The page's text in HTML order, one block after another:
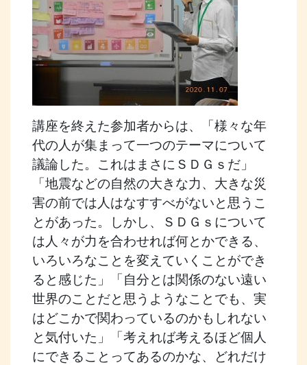
講座を終えた参加者からは、「様々な年
代の人が集まって一つのテーマについて
議論した。これはまさにＳＤＧｓだ」
「地震などの自然の大きな力、大きな災
害の前では人はなすすべがないと思うこ
とがあった。しかし、ＳＤＧｓについて
は人々が力を合わせれば何とかできる、
いろいろなことを変えていくことができ
ると感じた」「自分とは関係のない遠い
世界のことだと思うようなことでも、実
はどこかで関わっているのかもしれない
と気付いた」「考えれば考えるほど個人
にできることってあるのかな、どれだけ